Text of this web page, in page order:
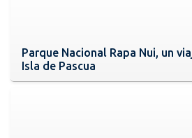
Parque Nacional Rapa Nui, un
Isla de Pascua